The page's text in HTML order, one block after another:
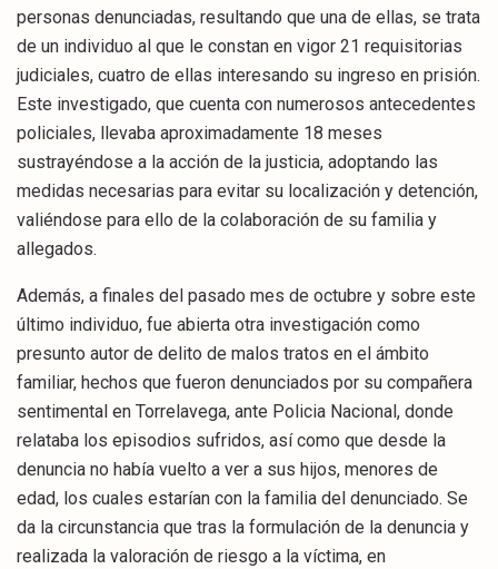
personas denunciadas, resultando que una de ellas, se trata
de un individuo al que le constan en vigor 21 requisitorias
judiciales, cuatro de ellas interesando su ingreso en prisión.
Este investigado, que cuenta con numerosos antecedentes
policiales, llevaba aproximadamente 18 meses
sustrayéndose a la acción de la justicia, adoptando las
medidas necesarias para evitar su localización y detención,
valiéndose para ello de la colaboración de su familia y
allegados.
Además, a finales del pasado mes de octubre y sobre este
último individuo, fue abierta otra investigación como
presunto autor de delito de malos tratos en el ámbito
familiar, hechos que fueron denunciados por su compañera
sentimental en Torrelavega, ante Policia Nacional, donde
relataba los episodios sufridos, así como que desde la
denuncia no había vuelto a ver a sus hijos, menores de
edad, los cuales estarían con la familia del denunciado. Se
da la circunstancia que tras la formulación de la denuncia y
realizada la valoración de riesgo a la víctima, en